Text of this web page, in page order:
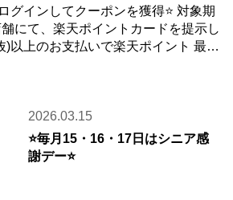
インしてクーポンを獲得⭐ 対象期
にて、楽天ポイントカードを提示し
)以上のお支払いで楽天ポイント 最大
2026.03.15
⭐毎月15・16・17日はシニア感
謝デー⭐